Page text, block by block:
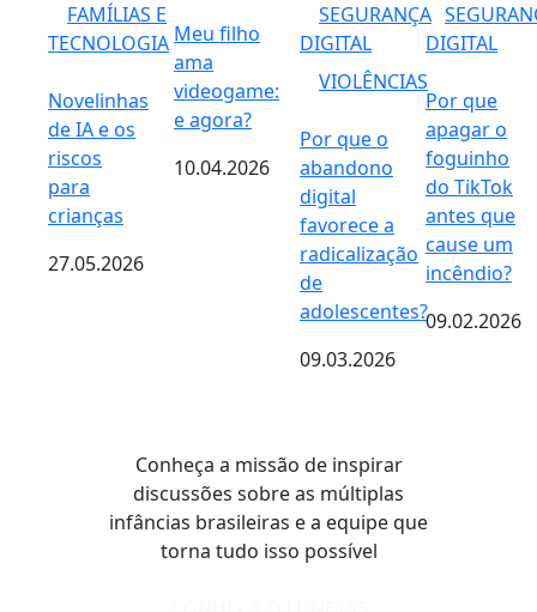
FAMÍLIAS E
TECNOLOGIA
Novelinhas
de IA e os
riscos
para
crianças
27.05.2026
Meu filho
ama
videogame:
e agora?
10.04.2026
SEGURANÇA
DIGITAL
VIOLÊNCIAS
Por que o
abandono
digital
favorece a
radicalização
de
adolescentes?
09.03.2026
DIGITAL
Por que
apagar o
foguinho
do TikTok
antes que
cause um
incêndio?
09.02.2026
Conheça a missão de inspirar
discussões sobre as múltiplas
infâncias brasileiras e a equipe que
torna tudo isso possível